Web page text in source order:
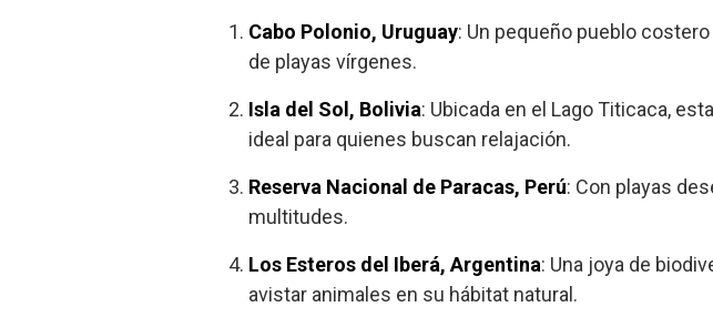
Cabo Polonio, Uruguay: Un pequeño pueblo
de playas vírgenes.
Isla del Sol, Bolivia: Ubicada en el Lago Titicaca,
ideal para quienes buscan relajación.
Reserva Nacional de Paracas, Perú: Con playas
multitudes.
Los Esteros del Iberá, Argentina: Una joya de
avistar animales en su hábitat natural.